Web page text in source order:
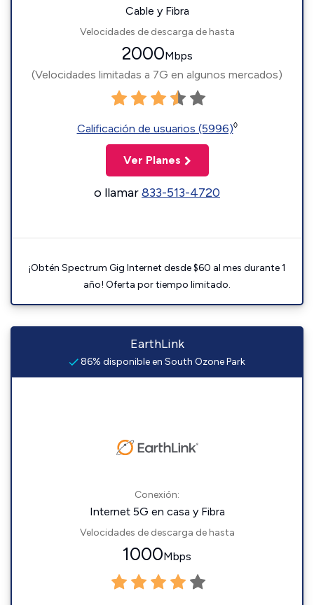
Cable y Fibra
Velocidades de descarga de hasta
2000Mbps
(Velocidades limitadas a 7G en algunos mercados)
Calificación de usuarios (5996)◊
Ver Planes
o llamar833-513-4720
¡Obtén Spectrum Gig Internet desde $60 al mes durante 1
año! Oferta por tiempo limitado.
EarthLink
86% disponible en South Ozone Park
Conexión:
Internet 5G en casa y Fibra
Velocidades de descarga de hasta
1000Mbps